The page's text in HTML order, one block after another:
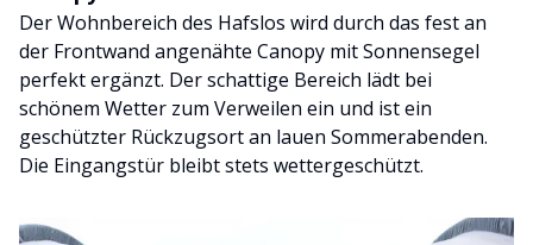
Der Wohnbereich des Hafslos wird durch das fest an
der Frontwand angenähte Canopy mit Sonnensegel
perfekt ergänzt. Der schattige Bereich lädt bei
schönem Wetter zum Verweilen ein und ist ein
geschützter Rückzugsort an lauen Sommerabenden.
Die Eingangstür bleibt stets wettergeschützt.